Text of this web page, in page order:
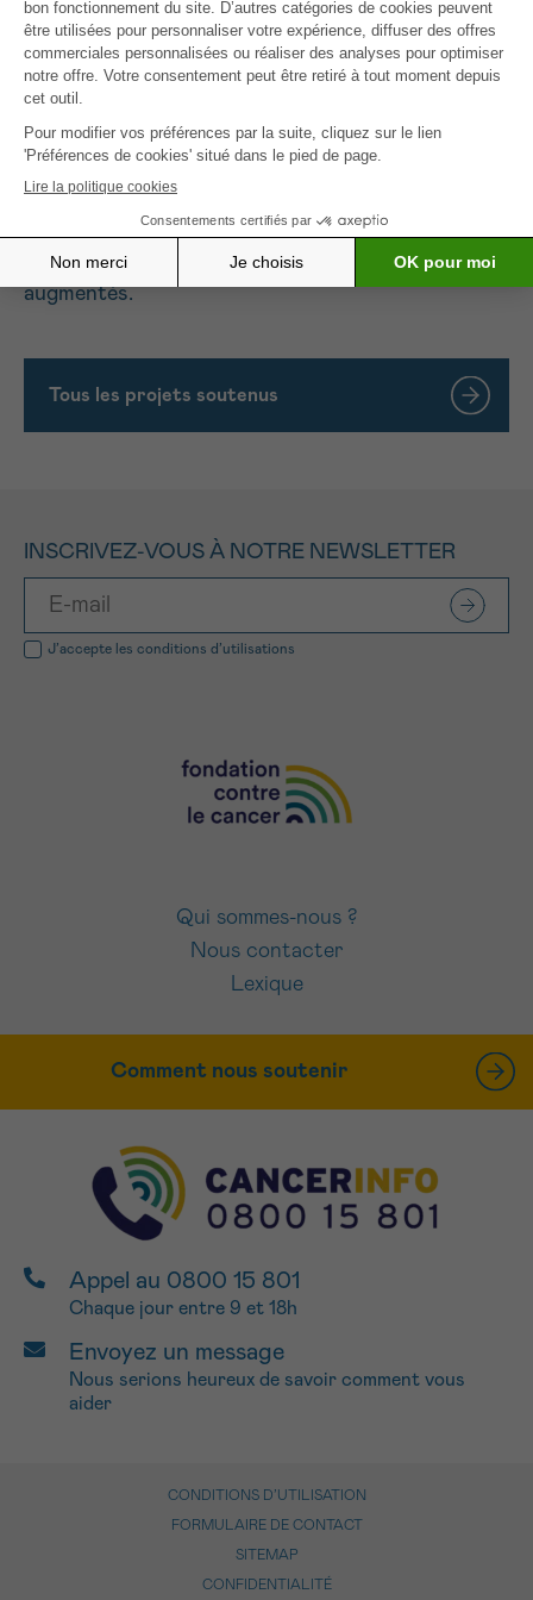
L’appareil est facile à utiliser, portable dans un sac
à dos et surtout utilisable dans différents services
hospitaliers.
Ce projet vise à guider au mieux le patient atteint
d’un cancer dès le départ. Les conseils
nutritionnels d’une diététicienne combinés aux
mesures BIVA peuvent réduire le risque de
malnutrition. Le taux de réussite du traitement et
la qualité de vie sont ainsi significativement
augmentés.
Tous les projets soutenus
INSCRIVEZ-VOUS À NOTRE NEWSLETTER
J’accepte les conditions d’utilisations
Qui sommes-nous ?
Nous contacter
Lexique
Comment nous soutenir
Appel au 0800 15 801
Chaque jour entre 9 et 18h
Envoyez un message
Nous serions heureux de savoir comment vous
aider
CONDITIONS D’UTILISATION
FORMULAIRE DE CONTACT
SITEMAP
CONFIDENTIALITÉ